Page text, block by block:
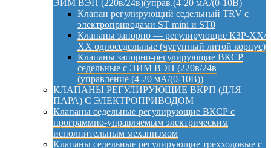
ЭИМ ВЭП (220в/24в)(управ.(4-20 мА/(0-10В)
Клапан регулирующий седельный TRV с
электроприводами ST mini и ST0
Клапаны запорно — регулирующие КЗР-ХХ/
ХХ односедельные (чугунный литой корпус)
Клапаны запорно-регулирующие ВКСР
седельные с ЭИМ ВЭП (220в/24в
(управление (4-20 мА/(0-10В))
КЛАПАНЫ РЕГУЛИРУЮЩИЕ ВКРП (ДЛЯ
ПАРА) С ЭЛЕКТРОПРИВОДОМ
Клапаны седельные регулирующие ВКСР с
программно-управляемым электрическим
исполнительным механизмом
Клапаны седельные регулирующие трехходовые с